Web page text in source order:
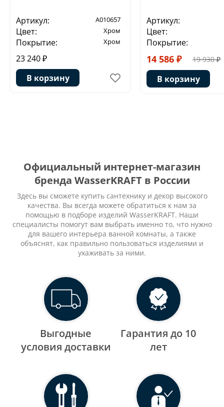
Артикул: A010657
Цвет: Хром
Покрытие: Хром
23 240 ₽
В корзину
Артикул:
Цвет:
Покрытие:
14 586 ₽ 19 930 ₽
В корзину
Официальный интернет-магазин
бренда WasserKRAFT в России
Здесь вы сможете купить сантехнику и декор высокого
качества. Вы всегда можете обратиться к нам за
помощью в подборе изделий WasserKRAFT. Наши
специалисты помогут вам выбрать именно то, что нужно
для вашего интерьера ванной комнаты, а также
объяснят, как правильно пользоваться изделиями и
ухаживать за ними.
Выгодные
уcловия доставки
Гарантия до 10
лет